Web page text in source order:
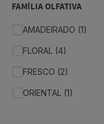
FAMÍLIA OLFATIVA
AMADEIRADO (1)
FLORAL (4)
FRESCO (2)
ORIENTAL (1)